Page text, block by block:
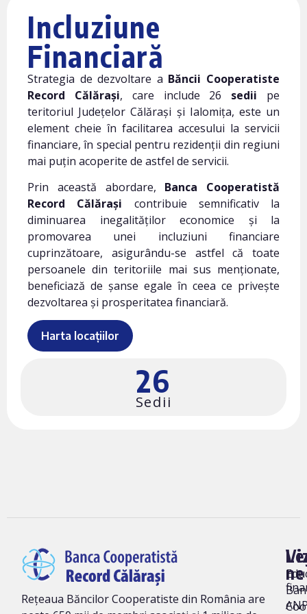
Incluziune
Financiară
Strategia de dezvoltare a Băncii Cooperatiste
Record Călărași, care include 26 sedii pe
teritoriul Județelor Călărași și Ialomița, este un
element cheie în facilitarea accesului la servicii
financiare, în special pentru rezidenții din regiuni
mai puțin acoperite de astfel de servicii.
Prin această abordare, Banca Cooperatistă
Record Călărași contribuie semnificativ la
diminuarea inegalităților economice și la
promovarea unei incluziuni financiare
cuprinzătoare, asigurându-se astfel că toate
persoanele din teritoriile mai sus menționate,
beneficiază de șanse egale în ceea ce privește
dezvoltarea și prosperitatea financiară.
Harta locațiilor
26
Sedii
Rețeaua Băncilor Cooperatiste din România are
ne